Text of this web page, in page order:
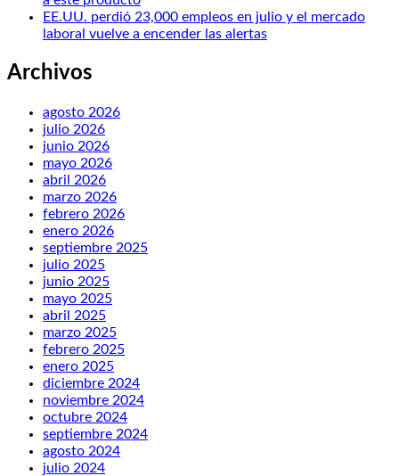
EE.UU. perdió 23,000 empleos en julio y el mercado
laboral vuelve a encender las alertas
Archivos
agosto 2026
julio 2026
junio 2026
mayo 2026
abril 2026
marzo 2026
febrero 2026
enero 2026
septiembre 2025
julio 2025
junio 2025
mayo 2025
abril 2025
marzo 2025
febrero 2025
enero 2025
diciembre 2024
noviembre 2024
octubre 2024
septiembre 2024
agosto 2024
julio 2024